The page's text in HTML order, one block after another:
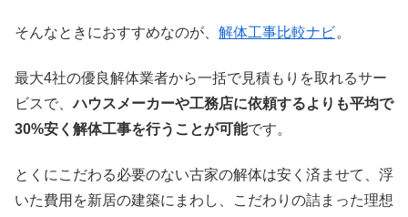
そんなときにおすすめなのが、 解体工事比較ナビ。
最大4社の優良解体業者から一括で見積もりを取れるサー
ビスで、ハウスメーカーや工務店に依頼するよりも平均で
30%安く解体工事を行うことが可能です。
とくにこだわる必要のない古家の解体は安く済ませて、浮
いた費用を新居の建築にまわし、こだわりの詰まった理想